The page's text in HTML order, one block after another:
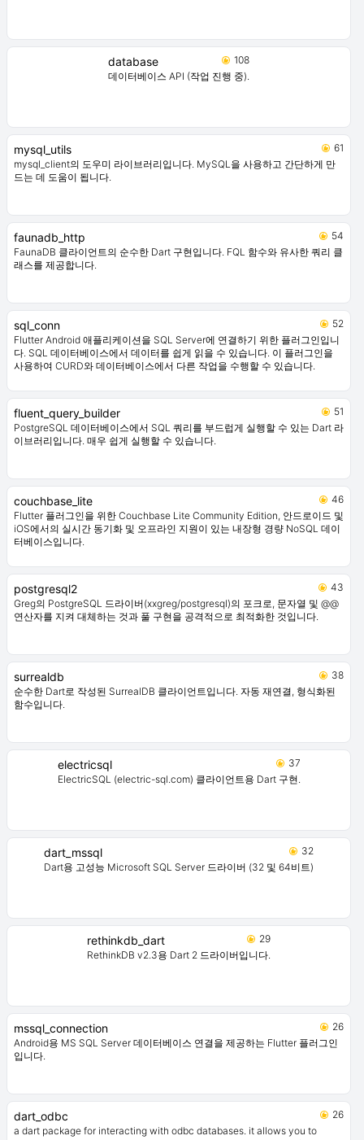
database
108
데이터베이스 API (작업 진행 중).
mysql_utils
61
mysql_client의 도우미 라이브러리입니다. MySQL을 사용하고 간단하게 만
드는 데 도움이 됩니다.
faunadb_http
54
FaunaDB 클라이언트의 순수한 Dart 구현입니다. FQL 함수와 유사한 쿼리 클
래스를 제공합니다.
sql_conn
52
Flutter Android 애플리케이션을 SQL Server에 연결하기 위한 플러그인입니
다. SQL 데이터베이스에서 데이터를 쉽게 읽을 수 있습니다. 이 플러그인을
사용하여 CURD와 데이터베이스에서 다른 작업을 수행할 수 있습니다.
fluent_query_builder
51
PostgreSQL 데이터베이스에서 SQL 쿼리를 부드럽게 실행할 수 있는 Dart 라
이브러리입니다. 매우 쉽게 실행할 수 있습니다.
couchbase_lite
46
Flutter 플러그인을 위한 Couchbase Lite Community Edition, 안드로이드 및
iOS에서의 실시간 동기화 및 오프라인 지원이 있는 내장형 경량 NoSQL 데이
터베이스입니다.
postgresql2
43
Greg의 PostgreSQL 드라이버(xxgreg/postgresql)의 포크로, 문자열 및 @@
연산자를 지켜 대체하는 것과 풀 구현을 공격적으로 최적화한 것입니다.
surrealdb
38
순수한 Dart로 작성된 SurrealDB 클라이언트입니다. 자동 재연결, 형식화된
함수입니다.
electricsql
37
ElectricSQL (electric-sql.com) 클라이언트용 Dart 구현.
dart_mssql
32
Dart용 고성능 Microsoft SQL Server 드라이버 (32 및 64비트)
rethinkdb_dart
29
RethinkDB v2.3용 Dart 2 드라이버입니다.
mssql_connection
26
Android용 MS SQL Server 데이터베이스 연결을 제공하는 Flutter 플러그인
입니다.
dart_odbc
26
a dart package for interacting with odbc databases. it allows you to